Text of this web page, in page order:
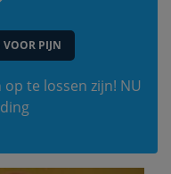
VOOR PIJN
te lossen zijn! NU